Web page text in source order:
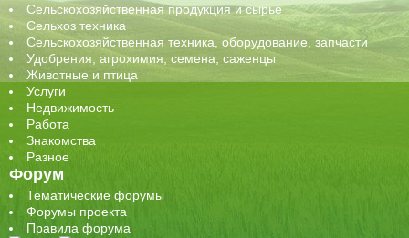
Сельскохозяйственная продукция и сырье
Сельхоз техника
Сельскохозяйственная техника, оборудование, запчасти
Удобрения, агрохимия, семена, саженцы
Животные и птица
Услуги
Недвижимость
Работа
Знакомства
Разное
Форум
Тематические форумы
Форумы проекта
Правила форума